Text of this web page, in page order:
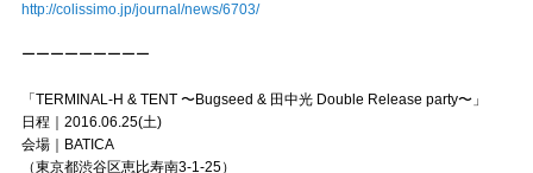
http://colissimo.jp/journal/news/6703/
ーーーーーーーーー
「TERMINAL-H & TENT 〜Bugseed & 田中光 Double Release party〜」
日程｜2016.06.25(土)
会場｜BATICA
（東京都渋谷区恵比寿南3-1-25）